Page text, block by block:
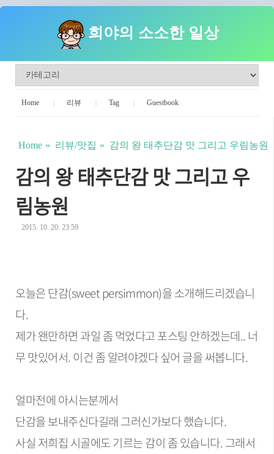
희야의 소소한 일상
Home 리뷰 Tag Guestbook
Home 리뷰/맛집 감의 왕 태추단감 맛 그리고 우림농원
감의 왕 태추단감 맛 그리고 우
림농원
2015. 10. 20. 23:59
오늘은 단감(sweet persimmon)을 소개해드리겠습니
다.
제가 왠만하면 과일 좀 먹었다고 포스팅 안하겠는데.. 너
무 맛있어서. 이건 좀 알려야겠다 싶어 글을 써봅니다.
얼마전에 아시는분께서
단감을 보내주신다길래 그러신가보다 했습니다.
사실 저희집 시골에도 기르는 감이 좀 있습니다. 그래서